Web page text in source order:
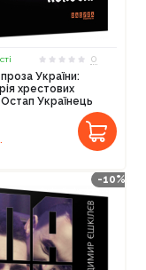
0
України:
хрестових
Українець
-10%